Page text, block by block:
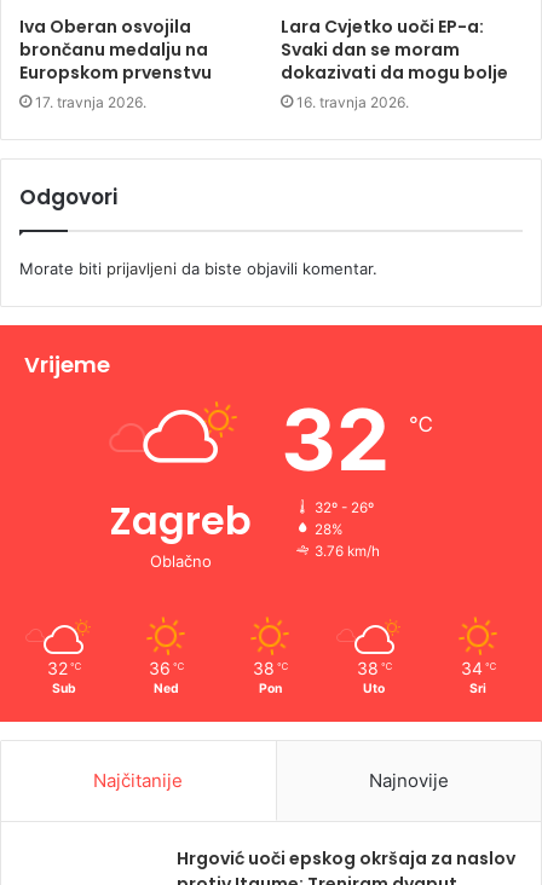
Iva Oberan osvojila
brončanu medalju na
Europskom prvenstvu
17. travnja 2026.
Lara Cvjetko uoči EP-a:
Svaki dan se moram
dokazivati da mogu bolje
16. travnja 2026.
Odgovori
Morate biti prijavljeni da biste objavili komentar.
Vrijeme
Zagreb
Oblačno
32 ℃
32º - 26º
28%
3.76 km/h
32 ℃
Sub
36 ℃
Ned
38 ℃
Pon
38 ℃
Uto
34 ℃
Sri
Najčitanije Najnovije
Hrgović uoči epskog okršaja za naslov